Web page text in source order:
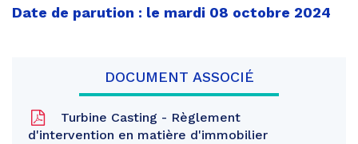
Date de parution : le mardi 08 octobre 2024
DOCUMENT ASSOCIÉ
Turbine Casting - Règlement
d'intervention en matière d'immobilier